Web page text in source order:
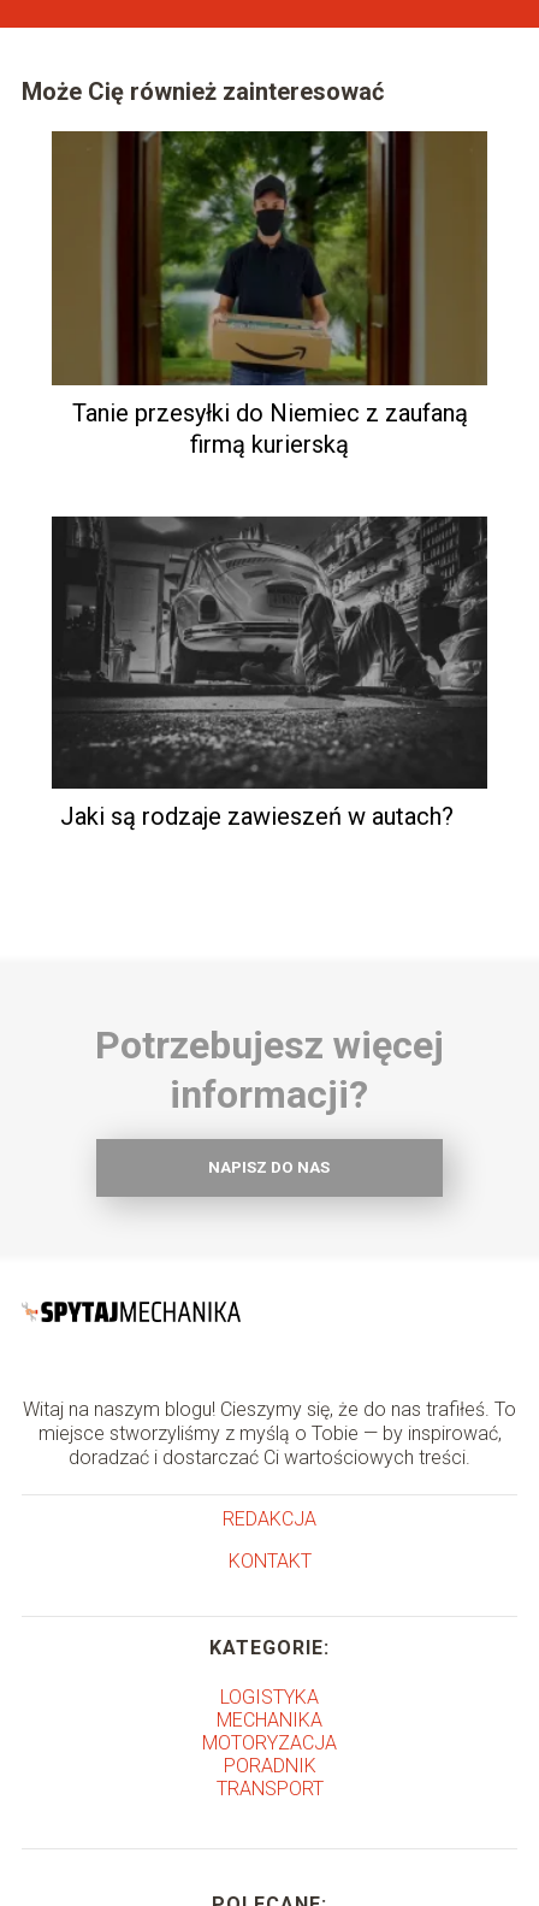
Może Cię również zainteresować
Tanie przesyłki do Niemiec z zaufaną
firmą kurierską
Jaki są rodzaje zawieszeń w autach?
Potrzebujesz więcej
informacji?
NAPISZ DO NAS
Witaj na naszym blogu! Cieszymy się, że do nas trafiłeś. To
miejsce stworzyliśmy z myślą o Tobie — by inspirować,
doradzać i dostarczać Ci wartościowych treści.
REDAKCJA
KONTAKT
KATEGORIE:
LOGISTYKA
MECHANIKA
MOTORYZACJA
PORADNIK
TRANSPORT